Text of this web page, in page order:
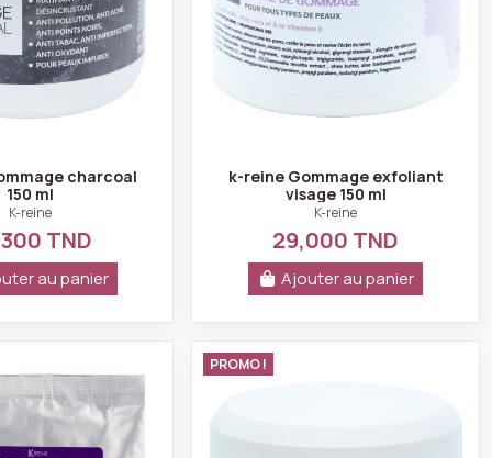
charcoal
150 ml
K-reine
TND
au panier
k-reine Gommage exfoliant
visage 150 ml
K-reine
29,000 TND
Ajouter au panier
a tendance acnéique 150ml
K-reine Masque peel-off coup d'eclat 30gr
PROMO !